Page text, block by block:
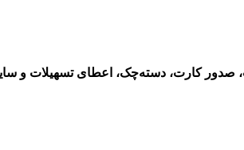
صدور کارت، دسته‌چک، اعطای تسهیلات و